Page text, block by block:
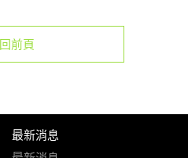
回前頁
最新消息